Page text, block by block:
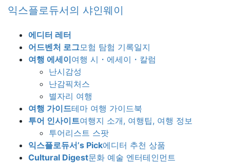
Skip
Skip
Navigation
익스플로듀서의 샤인웨이
에디터 레터
어드벤처 로그모험 탐험 기록일지
여행 에세이여행 시・에세이・칼럼
난시감성
난감픽처스
별자리 여행
여행 가이드테마 여행 가이드북
투어 인사이트여행지 소개, 여행팁, 여행 정보
투어리스트 스팟
익스플로듀서’s Pick에디터 추천 상품
Cultural Digest문화 예술 엔터테인먼트